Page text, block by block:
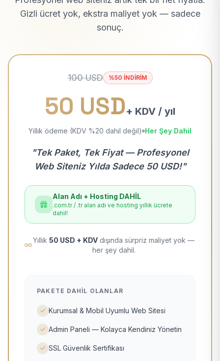
Gizli ücret yok, ekstra maliyet yok — sadece
sonuç.
100 USD %50 İNDİRİM
50 USD+ KDV / yıl
Yıllık ödeme (KDV %20 dahil değil) Her Şey Dahil
"Tek Paket, Tek Fiyat — Profesyonel
Web Siteniz Yılda Sadece 50 USD!"
Alan Adı + Hosting DAHİL
.com.tr / .tr alan adı ve hosting yıllık ücrete
dahil!
Yıllık 50 USD + KDV dışında sürpriz maliyet yok —
her şey dahil.
PAKETE DAHIL OLANLAR
Kurumsal & Mobil Uyumlu Web Sitesi
Admin Paneli — Kolayca Kendiniz Yönetin
SSL Güvenlik Sertifikası